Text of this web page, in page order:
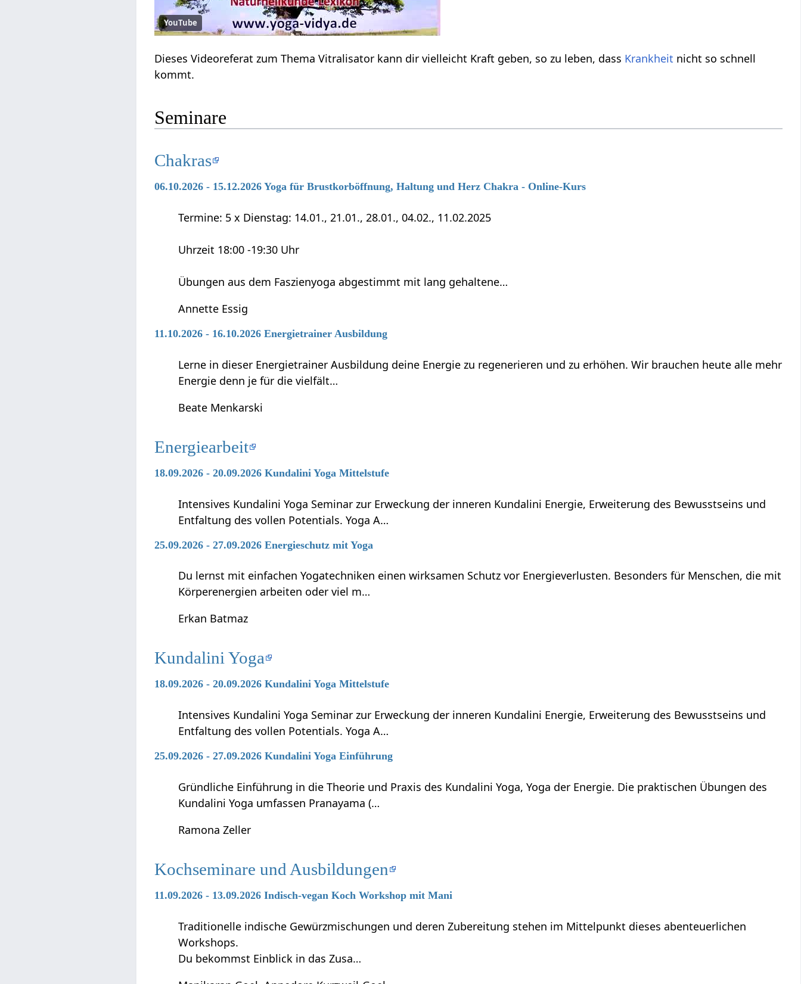
YouTube
Dieses Videoreferat zum Thema Vitralisator kann dir vielleicht Kraft geben, so zu leben, dass Krankheit nicht so schnell
kommt.
Seminare
Chakras
06.10.2026 - 15.12.2026 Yoga für Brustkorböffnung, Haltung und Herz Chakra - Online-Kurs
Termine: 5 x Dienstag: 14.01., 21.01., 28.01., 04.02., 11.02.2025
Uhrzeit 18:00 -19:30 Uhr
Übungen aus dem Faszienyoga abgestimmt mit lang gehaltene…
Annette Essig
11.10.2026 - 16.10.2026 Energietrainer Ausbildung
Lerne in dieser Energietrainer Ausbildung deine Energie zu regenerieren und zu erhöhen. Wir brauchen heute alle mehr
Energie denn je für die vielfält…
Beate Menkarski
Energiearbeit
18.09.2026 - 20.09.2026 Kundalini Yoga Mittelstufe
Intensives Kundalini Yoga Seminar zur Erweckung der inneren Kundalini Energie, Erweiterung des Bewusstseins und
Entfaltung des vollen Potentials. Yoga A…
25.09.2026 - 27.09.2026 Energieschutz mit Yoga
Du lernst mit einfachen Yogatechniken einen wirksamen Schutz vor Energieverlusten. Besonders für Menschen, die mit
Körperenergien arbeiten oder viel m…
Erkan Batmaz
Kundalini Yoga
18.09.2026 - 20.09.2026 Kundalini Yoga Mittelstufe
Intensives Kundalini Yoga Seminar zur Erweckung der inneren Kundalini Energie, Erweiterung des Bewusstseins und
Entfaltung des vollen Potentials. Yoga A…
25.09.2026 - 27.09.2026 Kundalini Yoga Einführung
Gründliche Einführung in die Theorie und Praxis des Kundalini Yoga, Yoga der Energie. Die praktischen Übungen des
Kundalini Yoga umfassen Pranayama (…
Ramona Zeller
Kochseminare und Ausbildungen
11.09.2026 - 13.09.2026 Indisch-vegan Koch Workshop mit Mani
Traditionelle indische Gewürzmischungen und deren Zubereitung stehen im Mittelpunkt dieses abenteuerlichen
Workshops.
Du bekommst Einblick in das Zusa…